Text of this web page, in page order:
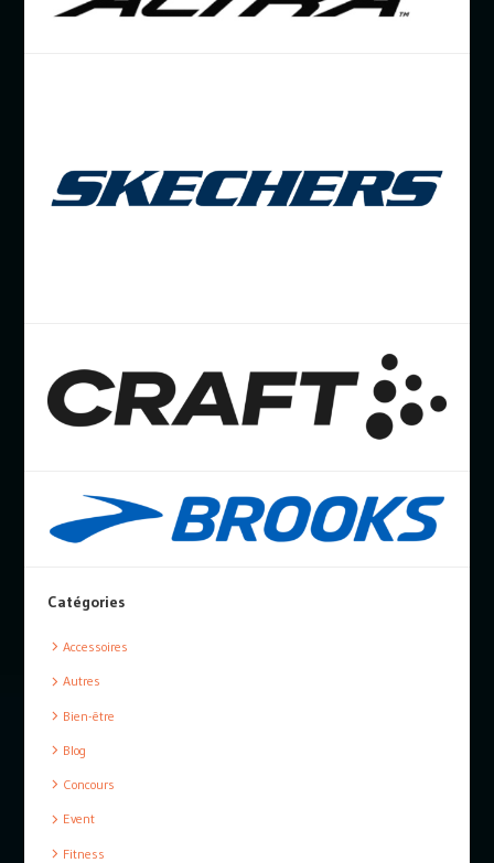
Catégories
Accessoires
Autres
Bien-être
Blog
Concours
Event
Fitness